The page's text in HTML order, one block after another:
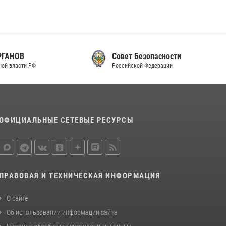
злоумышленников, напавших на бригаду
скорой помощи (видео)
Виктора Золотова с заместителем
Российской Федерации в Северо-Кавказском
федеральном округе Виталием Кузнецовым
Совет Безопасности
Российской Федерации
СЕТЕВЫЕ РЕСУРСЫ
ПРАВОВАЯ И ТЕХНИЧЕСКАЯ ИНФОРМАЦИЯ
О сайте
Об использовании информации сайта